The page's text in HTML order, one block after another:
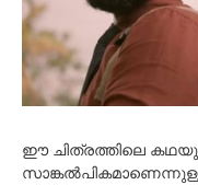
ഈ ചിത്രത്തിലെ